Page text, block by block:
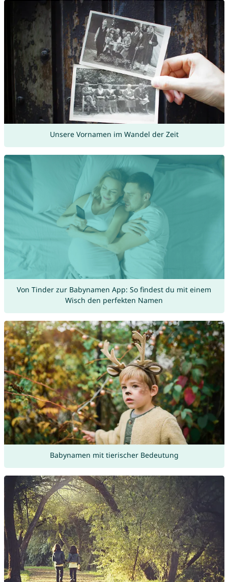
Unsere Vornamen im Wandel der Zeit
Von Tinder zur Babynamen App: So findest du mit einem
Wisch den perfekten Namen
Babynamen mit tierischer Bedeutung